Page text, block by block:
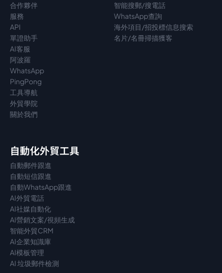
合作夥伴
服務
API
單證助手
AI客服
阿波羅
WhatsApp
PingPong
工具導航
外貿學院
關於我們
智能搜郵/搜電話
WhatsApp查詢
海外項目/招投標信息搜索
名片/名冊掃描獲客
自動化外貿工具
自動郵件跟進
自動短信跟進
自動WhatsApp跟進
AI外貿電話
AI社媒自動化
AI營銷文案/視頻生成
智能外貿CRM
AI企業知識庫
AI模板管理
AI 垃圾郵件檢測